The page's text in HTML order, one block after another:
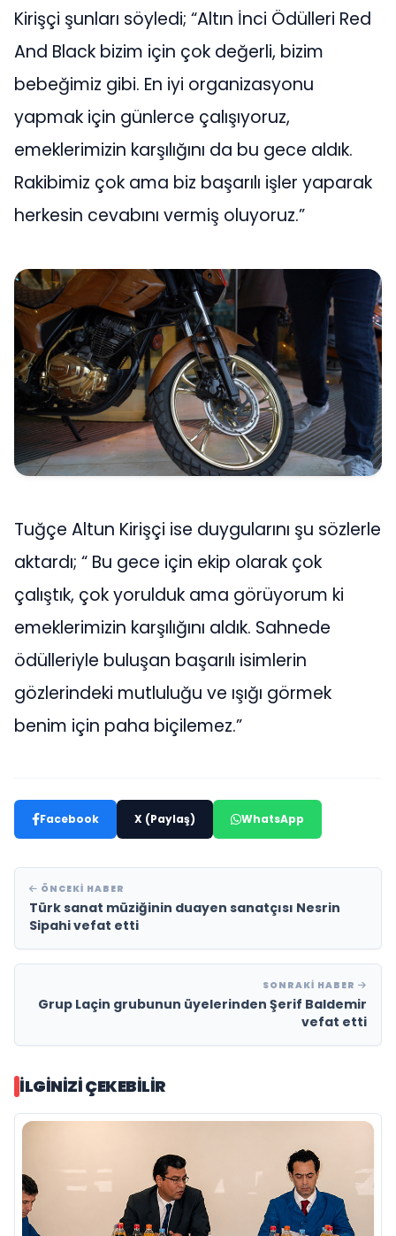
Kirişçi şunları söyledi; “Altın İnci Ödülleri Red
And Black bizim için çok değerli, bizim
bebeğimiz gibi. En iyi organizasyonu
yapmak için günlerce çalışıyoruz,
emeklerimizin karşılığını da bu gece aldık.
Rakibimiz çok ama biz başarılı işler yaparak
herkesin cevabını vermiş oluyoruz.”
Tuğçe Altun Kirişçi ise duygularını şu sözlerle
aktardı; “ Bu gece için ekip olarak çok
çalıştık, çok yorulduk ama görüyorum ki
emeklerimizin karşılığını aldık. Sahnede
ödülleriyle buluşan başarılı isimlerin
gözlerindeki mutluluğu ve ışığı görmek
benim için paha biçilemez.”
Facebook X (Paylaş) WhatsApp
ÖNCEKI HABER
Türk sanat müziğinin duayen sanatçısı Nesrin
Sipahi vefat etti
SONRAKI HABER
Grup Laçin grubunun üyelerinden Şerif Baldemir
vefat etti
İLGINIZI ÇEKEBILIR